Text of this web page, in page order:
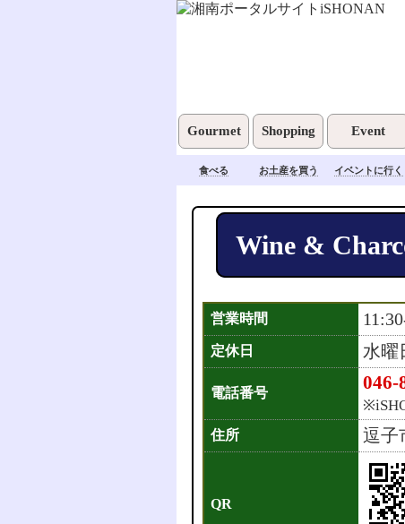
Gourmet Shopping Event
食べる お土産を買う イベントに行く
Wine &
営業時間
定休日 水
電話番号 046-
住所 逗子
QR